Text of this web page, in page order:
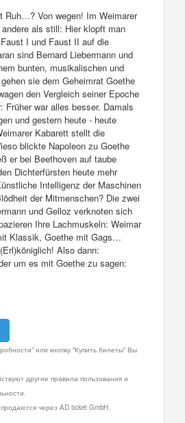
Ruh…? Von wegen! Im Weimarer
als still: Hier klopft man
I und Faust II auf die
sind Bernard Liebermann und
bunten, musikalischen und
sie dem Geheimrat Goethe
den Vergleich seiner Epoche
Früher war alles besser. Damals
und gestern heute - heute
Kabarett stellt die
blickte Napoleon zu Goethe
er bei Beethoven auf taube
Dichterfürsten heute mehr
Intelligenz der Maschinen
der Mitmenschen? Die zwei
und Gelloz verknoten sich
Ihre Lachmuskeln: Weimar
Klassik, Goethe mit Gags…
Also dann:
um es mit Goethe zu sagen:
или кнопку "Купить билеты" Вы
другие правила пользования и
через AD ticket GmbH.